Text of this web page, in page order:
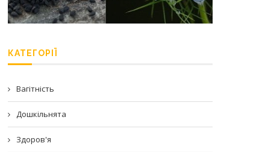
КАТЕГОРІЇ
Вагітність
Дошкільнята
Здоров'я